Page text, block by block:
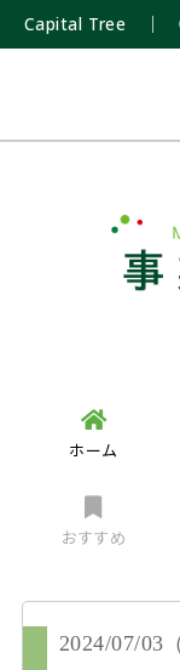
Capital Tree ｜
ホーム
おすすめ
2024/07/03